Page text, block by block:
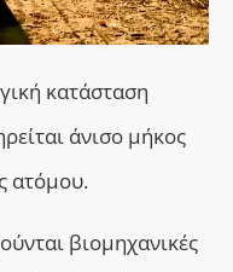
κατάσταση
άνισο μήκος
ατόμου.
βιομηχανικές